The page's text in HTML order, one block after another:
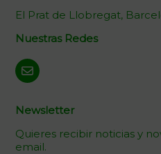
El Prat de Llobregat,
Nuestras Redes
Newsletter
Quieres recibir noticias y
email.